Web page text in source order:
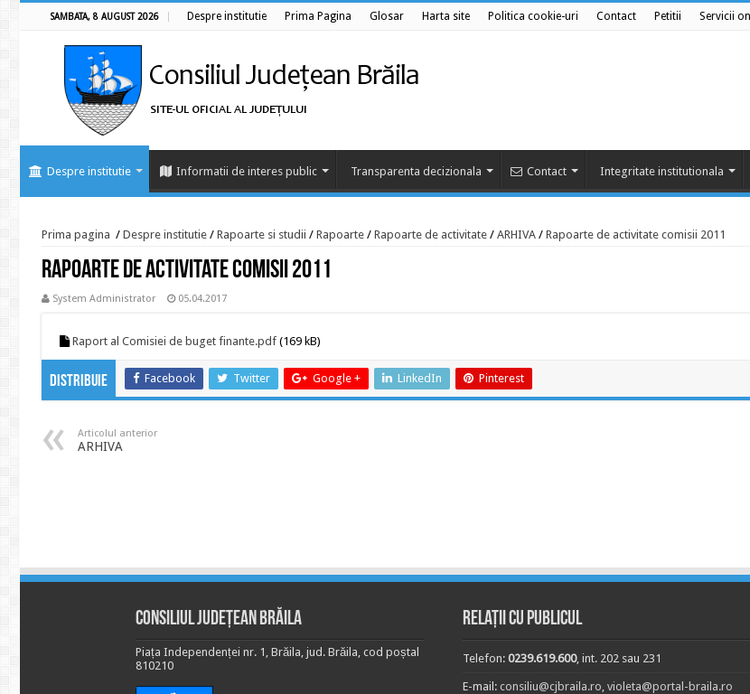
SAMBATA, 8 AUGUST 2026 Despre institutie Prima Pagina Glosar Harta site Politica cookie-uri Contact Petitii Servicii
Despre institutie Informatii de interes public Transparenta decizionala Contact Integritate institutionala
Prima pagina / Despre institutie / Rapoarte si studii / Rapoarte / Rapoarte de activitate / ARHIVA / Rapoarte de activitate comisii 2011
Rapoarte de activitate comisii 2011
System Administrator 05.04.2017
Raport al Comisiei de buget finante.pdf (169 kB)
Distribuie Facebook Twitter Google + LinkedIn Pinterest
Articolul anterior
ARHIVA
Consiliul Județean Brăila
Piața Independenței nr. 1, Brăila, jud. Brăila, cod poștal
810210
Relații cu publicul
Telefon: 0239.619.600, int. 202 sau 231
E-mail: consiliu@cjbraila.ro, violeta@portal-braila.ro